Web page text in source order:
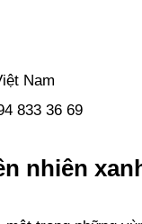
Nam
833 36 69
nhiên